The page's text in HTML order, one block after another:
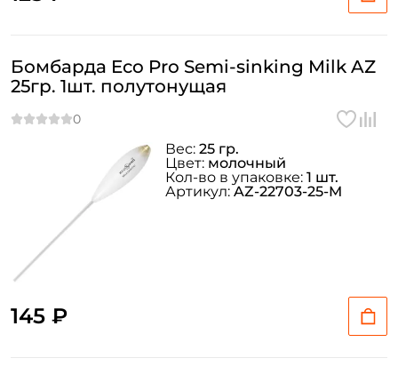
Бомбарда Eco Pro Semi-sinking Milk AZ
25гр. 1шт. полутонущая
145 ₽
Вес: 25 гр.
Цвет: молочный
Кол-во в упаковке: 1 шт.
Артикул:AZ-22703-25-M